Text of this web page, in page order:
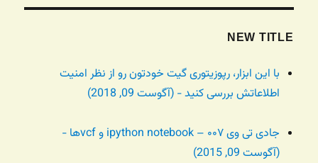
NEW TITLE
با این ابزار، رپوزیتوری گیت خودتون رو از نظر امنیت
اطلاعاتش بررسی کنید - (آگوست 09, 2018)
جادی تی وی ۰۰۷ – ipython notebook و vcfها -
(آگوست 09, 2015)